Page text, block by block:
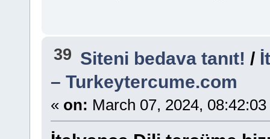
39 Siteni bedava tanıt! /
– Turkeytercume.com
« on: March 07, 2024,